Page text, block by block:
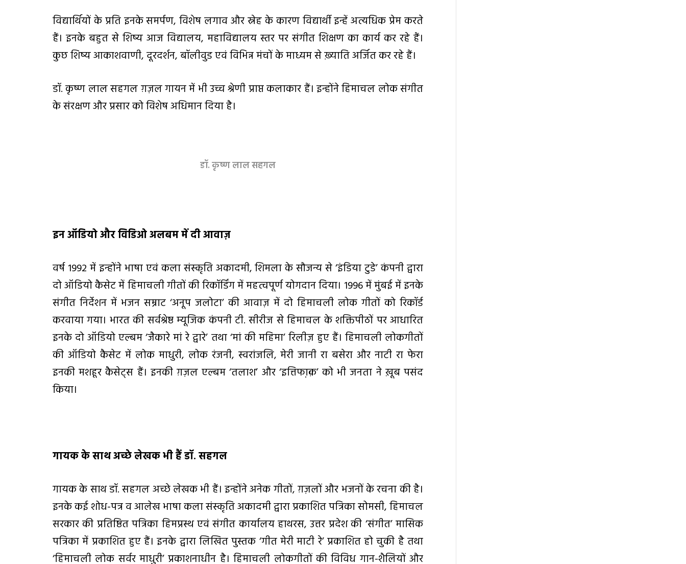
विद्यार्थियों के प्रति इनके समर्पण, विशेष लगाव और स्नेह के कारण विद्यार्थी इन्हें अत्यधिक प्रेम करते
हैं। इनके बहुत से शिष्य आज विद्यालय, महाविद्यालय स्तर पर संगीत शिक्षण का कार्य कर रहे हैं।
कुछ शिष्य आकाशवाणी, दूरदर्शन, बॉलीवुड एवं विभिन्न मंचों के माध्यम से ख़्याति अर्जित कर रहे हैं।
डॉ. कृष्ण लाल सहगल ग़ज़ल गायन में भी उच्च श्रेणी प्राप्त कलाकार हैं। इन्होंने हिमाचल लोक संगीत
के संरक्षण और प्रसार को विशेष अधिमान दिया है।
डॉ. कृष्ण लाल सहगल
इन ऑडियो और विडिओ अलबम में दी आवाज़
वर्ष 1992 में इन्होंने भाषा एवं कला संस्कृति अकादमी, शिमला के सौजन्य से ‘इंडिया टुडे’ कंपनी द्वारा
दो ऑडियो कैसेट में हिमाचली गीतों की रिकॉर्डिंग में महत्वपूर्ण योगदान दिया। 1996 में मुंबई में इनके
संगीत निर्देशन में भजन सम्राट ‘अनूप जलोटा’ की आवाज़ में दो हिमाचली लोक गीतों को रिकॉर्ड
करवाया गया। भारत की सर्वश्रेष्ठ म्यूजिक कंपनी टी. सीरीज से हिमाचल के शक्तिपीठों पर आधारित
इनके दो ऑडियो एल्बम ‘जैकारे मां रे द्वारे’ तथा ‘मां की महिमा’ रिलीज़ हुए हैं। हिमाचली लोकगीतों
की ऑडियो कैसेट में लोक माधुरी, लोक रंजनी, स्वरांजलि, मेरी जानी रा बसेरा और नाटी रा फेरा
इनकी मशहूर कैसेट्स हैं। इनकी ग़ज़ल एल्बम ‘तलाश’ और ‘इत्तिफा़क़’ को भी जनता ने ख़ूब पसंद
किया।
गायक के साथ अच्छे लेखक भी हैं डॉ. सहगल
गायक के साथ डॉ. सहगल अच्छे लेखक भी हैं। इन्होंने अनेक गीतों, ग़ज़लों और भजनों के रचना की है।
इनके कई शोध-पत्र व आलेख भाषा कला संस्कृति अकादमी द्वारा प्रकाशित पत्रिका सोमसी, हिमाचल
सरकार की प्रतिष्ठित पत्रिका हिमप्रस्थ एवं संगीत कार्यालय हाथरस, उत्तर प्रदेश की ‘संगीत’ मासिक
पत्रिका में प्रकाशित हुए हैं। इनके द्वारा लिखित पुस्तक ‘गीत मेरी माटी रे’ प्रकाशित हो चुकी है तथा
‘हिमाचली लोक सर्वर माधुरी’ प्रकाशनाधीन है। हिमाचली लोकगीतों की विविध गान-शैलियों और